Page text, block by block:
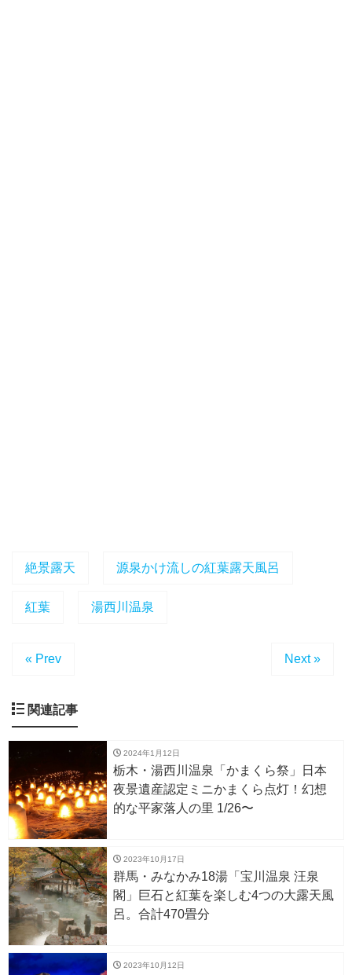
絶景露天 源泉かけ流しの紅葉露天風呂
紅葉 湯西川温泉
« Prev Next »
関連記事
2024年1月12日
栃木・湯西川温泉「かまくら祭」日本
夜景遺産認定ミニかまくら点灯！幻想
的な平家落人の里 1/26〜
2023年10月17日
群馬・みなかみ18湯「宝川温泉 汪泉
閣」巨石と紅葉を楽しむ4つの大露天風
呂。合計470畳分
2023年10月12日